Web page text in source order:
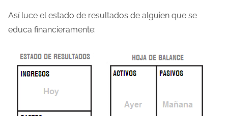
Así luce el estado de resultados de alguien que se
educa financieramente: